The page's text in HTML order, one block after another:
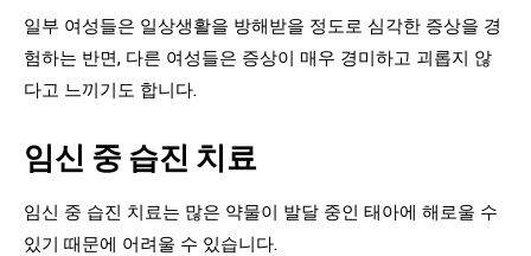
일부 여성들은 일상생활을 방해받을 정도로 심각한 증상을 경
험하는 반면, 다른 여성들은 증상이 매우 경미하고 괴롭지 않
다고 느끼기도 합니다.
임신 중 습진 치료
임신 중 습진 치료는 많은 약물이 발달 중인 태아에 해로울 수
있기 때문에 어려울 수 있습니다.